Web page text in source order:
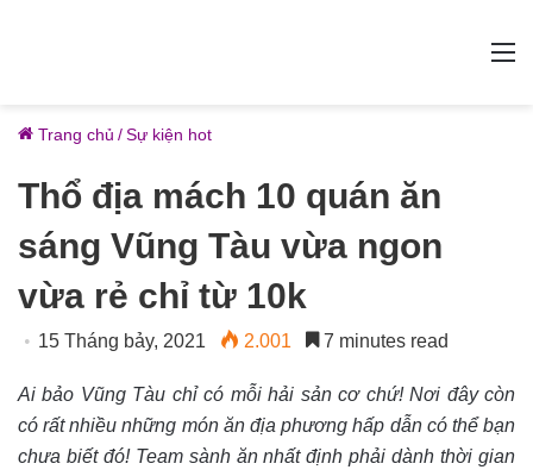
Trang chủ /Sự kiện hot
Thổ địa mách 10 quán ăn
sáng Vũng Tàu vừa ngon
vừa rẻ chỉ từ 10k
15 Tháng bảy, 2021 2.001 7 minutes read
Ai bảo Vũng Tàu chỉ có mỗi hải sản cơ chứ! Nơi đây còn
có rất nhiều những món ăn địa phương hấp dẫn có thể bạn
chưa biết đó! Team sành ăn nhất định phải dành thời gian